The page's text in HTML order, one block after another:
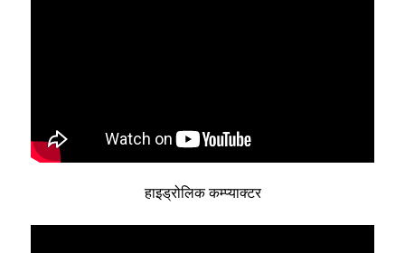
हाइड्रोलिक कम्प्याक्टर